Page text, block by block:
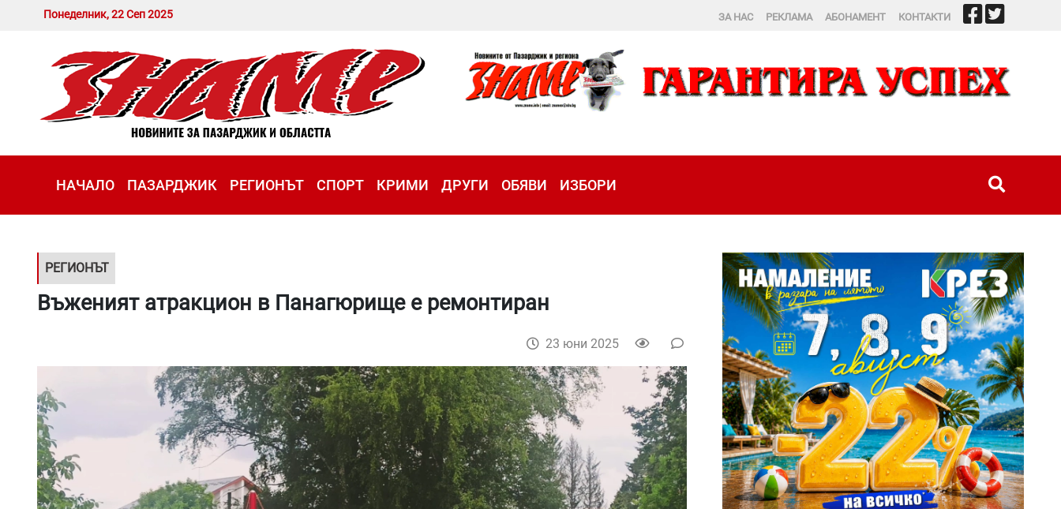
Понеделник, 22 Сеп 2025 ЗА НАС РЕКЛАМА АБОНАМЕНТ КОНТАКТИ
НАЧАЛО ПАЗАРДЖИК РЕГИОНЪТ СПОРТ КРИМИ ДРУГИ ОБЯВИ ИЗБОРИ
РЕГИОНЪТ
Въженият атракцион в Панагюрище е ремонтиран
23 юни 2025